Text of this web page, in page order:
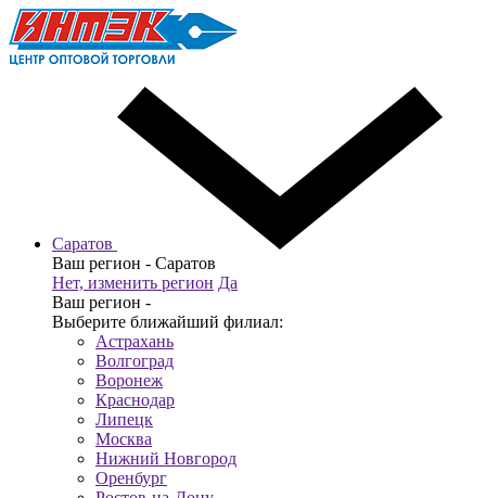
Саратов
Ваш регион - Саратов
Нет, изменить регион Да
Ваш регион -
Выберите ближайший филиал:
Астрахань
Волгоград
Воронеж
Краснодар
Липецк
Москва
Нижний Новгород
Оренбург